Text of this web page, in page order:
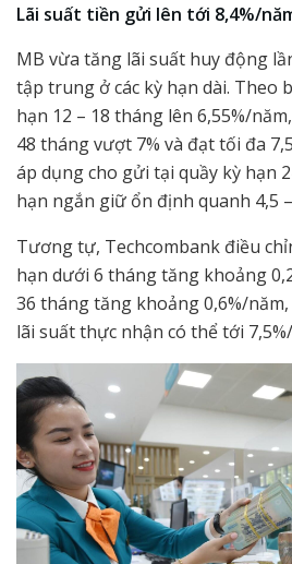
Lãi suất tiền gửi lên tới 8,4%/
MB vừa tăng lãi suất huy động
tập trung ở các kỳ hạn dài. Theo
hạn 12 – 18 tháng lên 6,55%/
48 tháng vượt 7% và đạt tối đa
áp dụng cho gửi tại quầy kỳ hạn
hạn ngắn giữ ổn định quanh 4,5
Tương tự, Techcombank điều
hạn dưới 6 tháng tăng khoảng
36 tháng tăng khoảng 0,6%/
lãi suất thực nhận có thể tới